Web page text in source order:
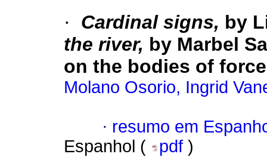
· Cardinal signs, by
the river, by Marbel
on the bodies of
Molano Osorio, Ingrid
· resumo em
Espanhol (
pdf )